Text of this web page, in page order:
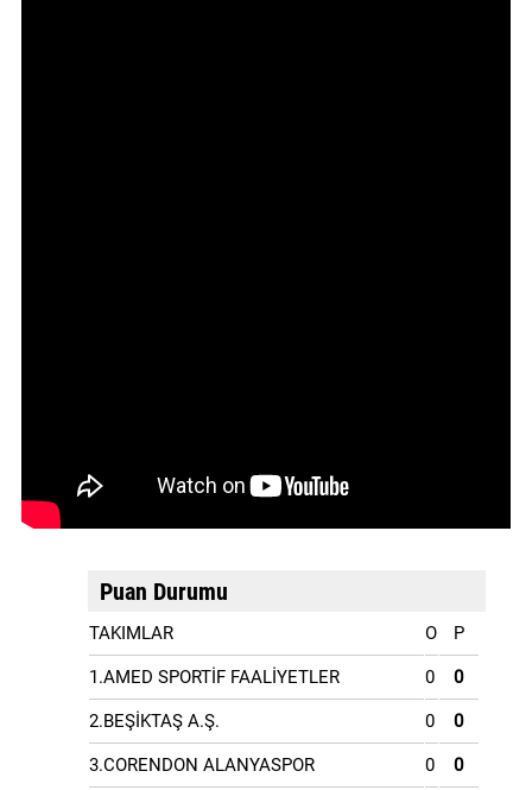
Puan Durumu
TAKIMLAR O P
1.AMED SPORTİF FAALİYETLER 0 0
2.BEŞİKTAŞ A.Ş. 0 0
3.CORENDON ALANYASPOR 0 0